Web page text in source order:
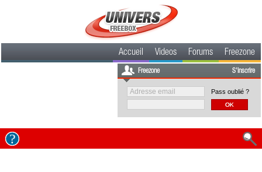
Accueil Videos Forums Freezone
Freezone S'inscrire
Pass oublié ?